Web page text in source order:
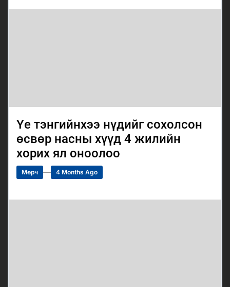
Үе тэнгийнхээ нүдийг сохолсон
өсвөр насны хүүд 4 жилийн
хорих ял оноолоо
Мөрч 4 Months Ago